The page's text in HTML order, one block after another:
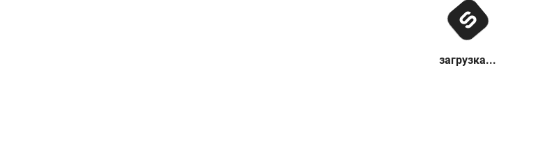
загрузка...